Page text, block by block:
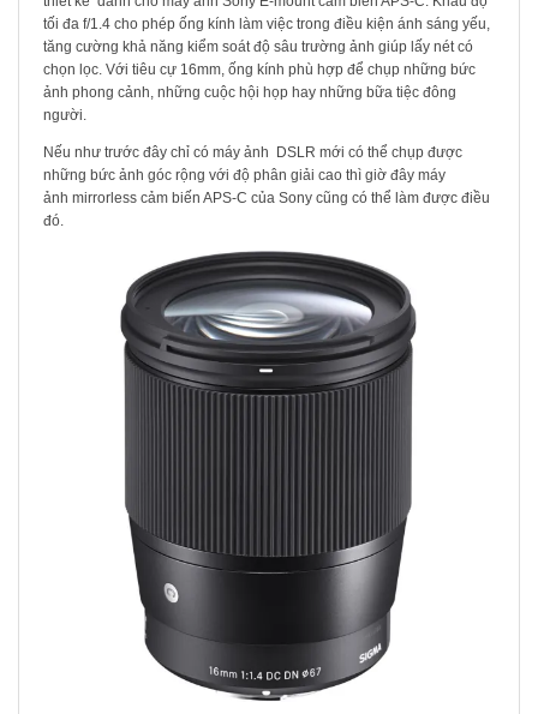
tối đa f/1.4 cho phép ống kính làm việc trong điều kiện ánh sáng yếu,
tăng cường khả năng kiểm soát độ sâu trường ảnh giúp lấy nét có
chọn lọc. Với tiêu cự 16mm, ống kính phù hợp để chụp những bức
ảnh phong cảnh, những cuộc hội họp hay những bữa tiệc đông
người.
Nếu như trước đây chỉ có máy ảnh DSLR mới có thể chụp được
những bức ảnh góc rộng với độ phân giải cao thì giờ đây máy
ảnh mirrorless cảm biến APS-C của Sony cũng có thể làm được điều
đó.